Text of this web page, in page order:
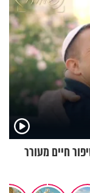
חיים מעורר